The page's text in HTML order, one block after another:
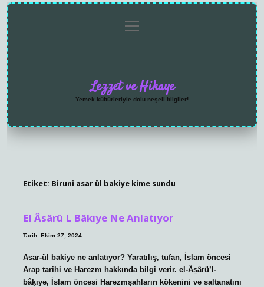
menüyü
aç
Lezzet ve Hikaye
Yemek kültürleriyle dolu neşeli bilgiler!
Etiket: Biruni asar ül bakiye kime sundu
El Âsârü L Bâkıye Ne Anlatıyor
Tarih: Ekim 27, 2024
Asar-ül bakiye ne anlatıyor? Yaratılış, tufan, İslam öncesi
Arap tarihi ve Harezm hakkında bilgi verir. el-Âs̱ârü’l-
bâḳıye, İslam öncesi Harezmşahların kökenini ve saltanatını